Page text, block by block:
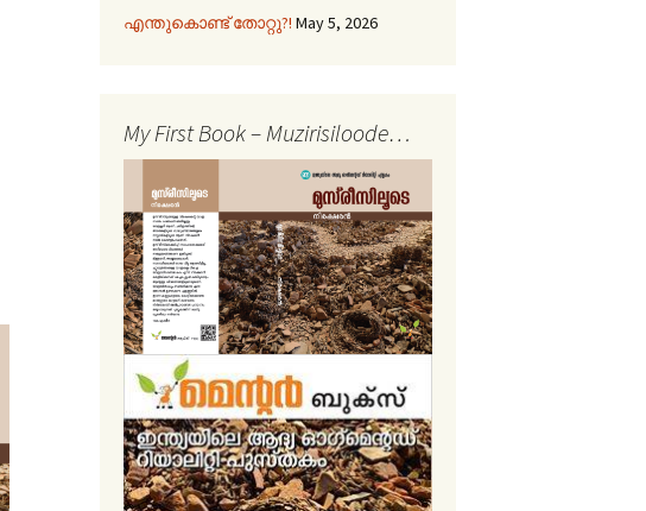
എന്തുകൊണ്ട് തോറ്റു?! May 5, 2026
My First Book – Muzirisiloode…